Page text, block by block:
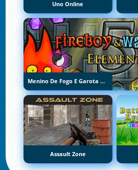
Uno Online
Menino De Fogo E Garota De Água 5: Elementos
Assault Zone